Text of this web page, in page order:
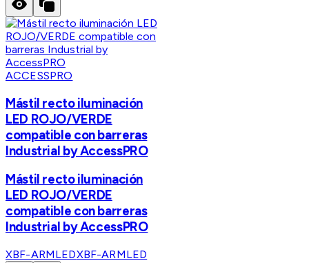
ACCESSPRO
Mástil recto iluminación
LED ROJO/VERDE
compatible con barreras
Industrial by AccessPRO
Mástil recto iluminación
LED ROJO/VERDE
compatible con barreras
Industrial by AccessPRO
XBF-ARMLEDXBF-ARMLED